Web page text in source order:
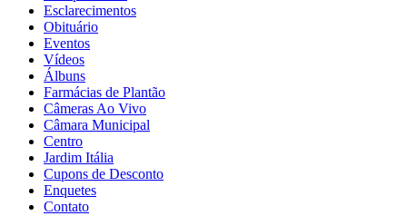
Esclarecimentos
Obituário
Eventos
Vídeos
Álbuns
Farmácias de Plantão
Câmeras Ao Vivo
Câmara Municipal
Centro
Jardim Itália
Cupons de Desconto
Enquetes
Contato